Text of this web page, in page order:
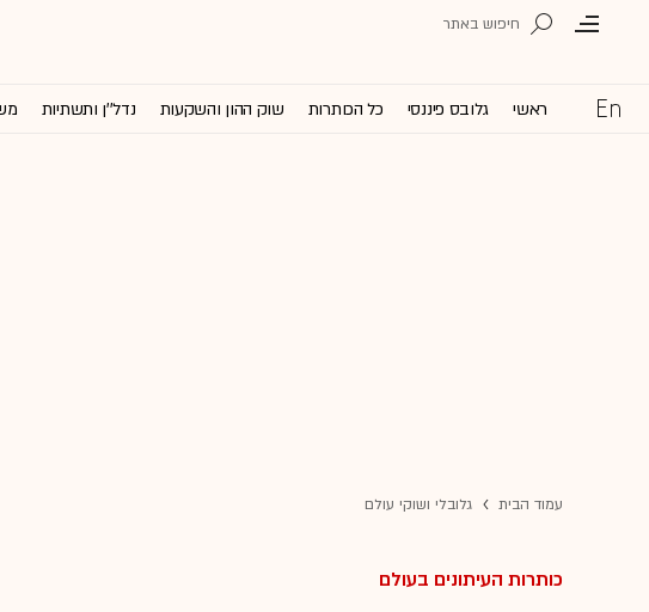
ראשי גלובס פיננסי כל הכותרות שוק ההון והשקעות נדל''ן ותשתיות
עמוד הבית גלובלי ושוקי עולם
כותרות העיתונים בעולם